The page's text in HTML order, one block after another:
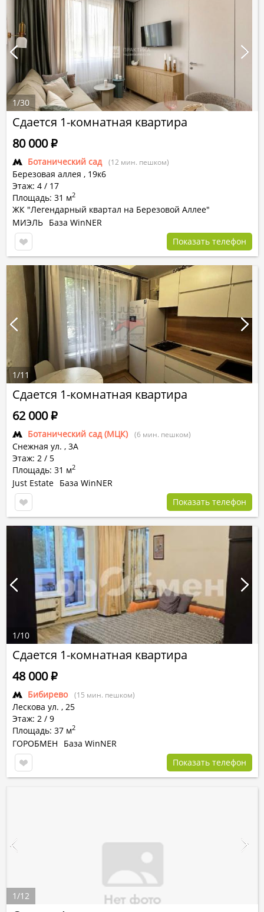
Сдается 1-комнатная квартира
Ботанический сад (12 мин. пешком)
Березовая аллея , 19к6
Этаж: 4 / 17
Площадь: 31 м2
ЖК "Легендарный квартал на Березовой Аллее"
80 000Р
МИЭЛЬ База WinNER
Показать телефон
1/30
Сдается 1-комнатная квартира
Ботанический сад (МЦК) (6 мин. пешком)
Снежная ул. , 3А
Этаж: 2 / 5
Площадь: 31 м2
62 000Р
Just Estate База WinNER
Показать телефон
1/11
Сдается 1-комнатная квартира
Бибирево (15 мин. пешком)
Лескова ул. , 25
Этаж: 2 / 9
Площадь: 37 м2
48 000Р
ГОРОБМЕН
База WinNER
Показать телефон
1/10
1/12